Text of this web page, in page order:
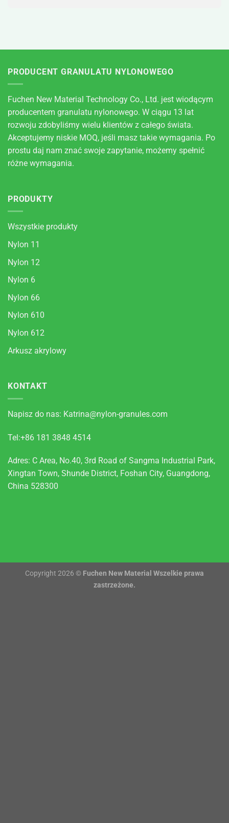
PRODUCENT GRANULATU NYLONOWEGO
Fuchen New Material Technology Co., Ltd. jest wiodącym
producentem granulatu nylonowego. W ciągu 13 lat
rozwoju zdobyliśmy wielu klientów z całego świata.
Akceptujemy niskie MOQ, jeśli masz takie wymagania. Po
prostu daj nam znać swoje zapytanie, możemy spełnić
różne wymagania.
PRODUKTY
Wszystkie produkty
Nylon 11
Nylon 12
Nylon 6
Nylon 66
Nylon 610
Nylon 612
Arkusz akrylowy
KONTAKT
Napisz do nas: Katrina@nylon-granules.com
Tel:+86 181 3848 4514
Adres: C Area, No.40, 3rd Road of Sangma Industrial Park,
Xingtan Town, Shunde District, Foshan City, Guangdong,
China 528300
Copyright 2026 © Fuchen New Material Wszelkie prawa
zastrzeżone.